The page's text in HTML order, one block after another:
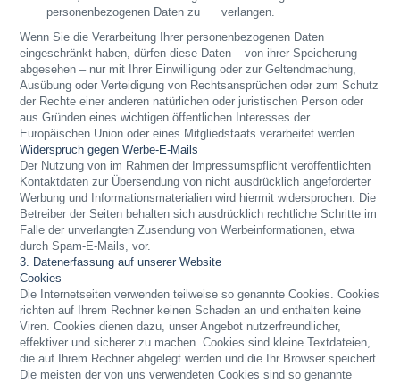
personenbezogenen Daten zu verlangen.
Wenn Sie die Verarbeitung Ihrer personenbezogenen Daten
eingeschränkt haben, dürfen diese Daten – von ihrer Speicherung
abgesehen – nur mit Ihrer Einwilligung oder zur Geltendmachung,
Ausübung oder Verteidigung von Rechtsansprüchen oder zum Schutz
der Rechte einer anderen natürlichen oder juristischen Person oder
aus Gründen eines wichtigen öffentlichen Interesses der
Europäischen Union oder eines Mitgliedstaats verarbeitet werden.
Widerspruch gegen Werbe-E-Mails
Der Nutzung von im Rahmen der Impressumspflicht veröffentlichten
Kontaktdaten zur Übersendung von nicht ausdrücklich angeforderter
Werbung und Informationsmaterialien wird hiermit widersprochen. Die
Betreiber der Seiten behalten sich ausdrücklich rechtliche Schritte im
Falle der unverlangten Zusendung von Werbeinformationen, etwa
durch Spam-E-Mails, vor.
3. Datenerfassung auf unserer Website
Cookies
Die Internetseiten verwenden teilweise so genannte Cookies. Cookies
richten auf Ihrem Rechner keinen Schaden an und enthalten keine
Viren. Cookies dienen dazu, unser Angebot nutzerfreundlicher,
effektiver und sicherer zu machen. Cookies sind kleine Textdateien,
die auf Ihrem Rechner abgelegt werden und die Ihr Browser speichert.
Die meisten der von uns verwendeten Cookies sind so genannte